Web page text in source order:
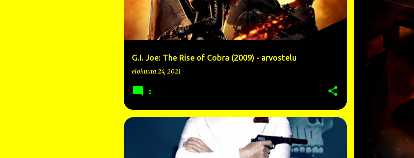
G.I. Joe: The Rise of Cobra (2009) - arvostelu
elokuuta 24, 2021
0
ANDREW SCOTT ARVOSTELU